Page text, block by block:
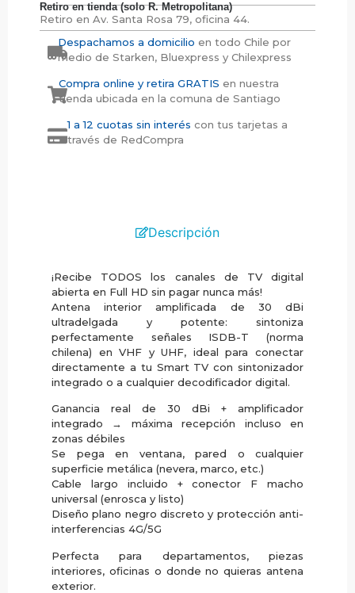
Retiro en tienda (solo R. Metropolitana)
Retiro en Av. Santa Rosa 79, oficina 44.
Despachamos a domicilio en todo Chile por
medio de Starken, Bluexpress y Chilexpress
Compra online y retira GRATIS en nuestra
tienda ubicada en la comuna de Santiago
1 a 12 cuotas sin interés con tus tarjetas a
través de RedCompra
Descripción
¡Recibe TODOS los canales de TV digital
abierta en Full HD sin pagar nunca más!
Antena interior amplificada de 30 dBi
ultradelgada y potente: sintoniza
perfectamente señales ISDB-T (norma
chilena) en VHF y UHF, ideal para conectar
directamente a tu Smart TV con sintonizador
integrado o a cualquier decodificador digital.
Ganancia real de 30 dBi + amplificador
integrado → máxima recepción incluso en
zonas débiles
Se pega en ventana, pared o cualquier
superficie metálica (nevera, marco, etc.)
Cable largo incluido + conector F macho
universal (enrosca y listo)
Diseño plano negro discreto y protección anti-
interferencias 4G/5G
Perfecta para departamentos, piezas
interiores, oficinas o donde no quieras antena
exterior.